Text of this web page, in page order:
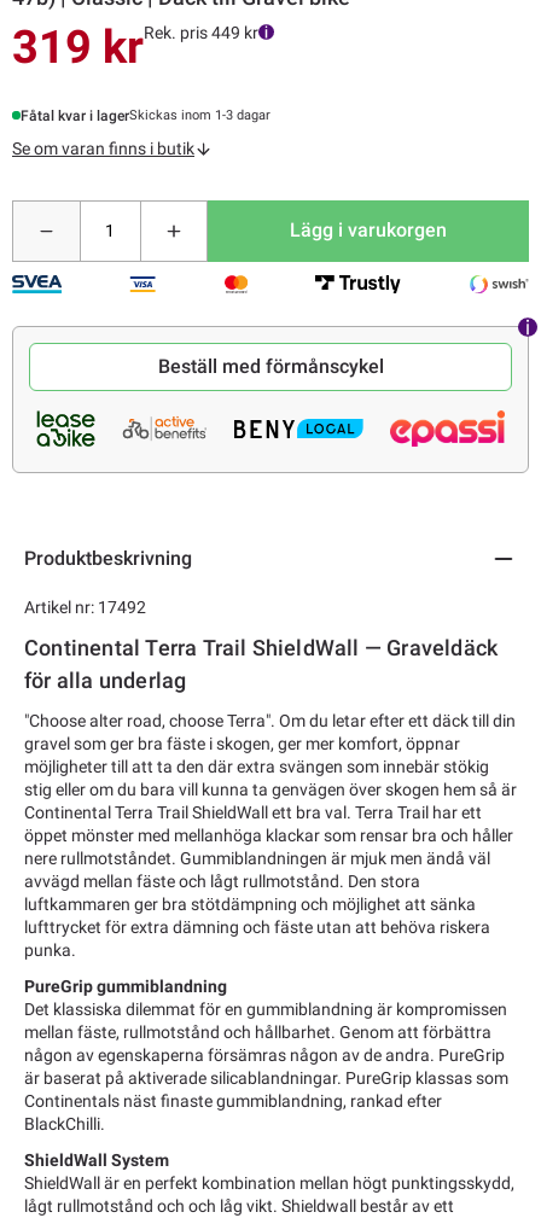
319 krRek. pris 449 kr
Fåtal kvar i lagerSkickas inom 1-3 dagar
Se om varan finns i butik
Lägg i varukorgen
Beställ med förmånscykel
Produktbeskrivning
Artikel nr: 17492
Continental Terra Trail ShieldWall — Graveldäck
för alla underlag
"Choose alter road, choose Terra". Om du letar efter ett däck till din
gravel som ger bra fäste i skogen, ger mer komfort, öppnar
möjligheter till att ta den där extra svängen som innebär stökig
stig eller om du bara vill kunna ta genvägen över skogen hem så är
Continental Terra Trail ShieldWall ett bra val. Terra Trail har ett
öppet mönster med mellanhöga klackar som rensar bra och håller
nere rullmotståndet. Gummiblandningen är mjuk men ändå väl
avvägd mellan fäste och lågt rullmotstånd. Den stora
luftkammaren ger bra stötdämpning och möjlighet att sänka
lufttrycket för extra dämning och fäste utan att behöva riskera
punka.
PureGrip gummiblandning
Det klassiska dilemmat för en gummiblandning är kompromissen
mellan fäste, rullmotstånd och hållbarhet. Genom att förbättra
någon av egenskaperna försämras någon av de andra. PureGrip
är baserat på aktiverade silicablandningar. PureGrip klassas som
Continentals näst finaste gummiblandning, rankad efter
BlackChilli.
ShieldWall System
ShieldWall är en perfekt kombination mellan högt punktingsskydd,
lågt rullmotstånd och och låg vikt. Shieldwall består av ett